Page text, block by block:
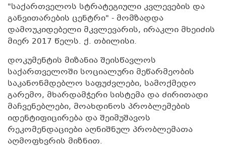
"საქართველოს სტრატეგიული კვლევების და
განვითარების ცენტრი" - მომზადდა
დამოუკიდებელი მკვლევარის, ირაკლი მხეიძის
მიერ 2017 წელს. ქ. თბილისი.
დოკუმენტის მიზანია შეისწავლოს
საქართველოში სოციალური მეწარმეობის
საკანონმდებლო საფუძვლები, სამოქმედო
გარემო, მხარდამჭერი სისტემა და ძირითადი
მაჩვენებლები, მოახდინოს პრობლემების
იდენტიფიცირება და შეიმუშავოს
რეკომენდაციები აღნიშნულ პრობლემათა
აღმოფხვრის მიზნით.